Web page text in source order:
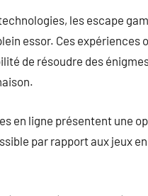
les escape
essor. Ces expériences
de résoudre des
en ligne présentent une
par rapport aux jeux en